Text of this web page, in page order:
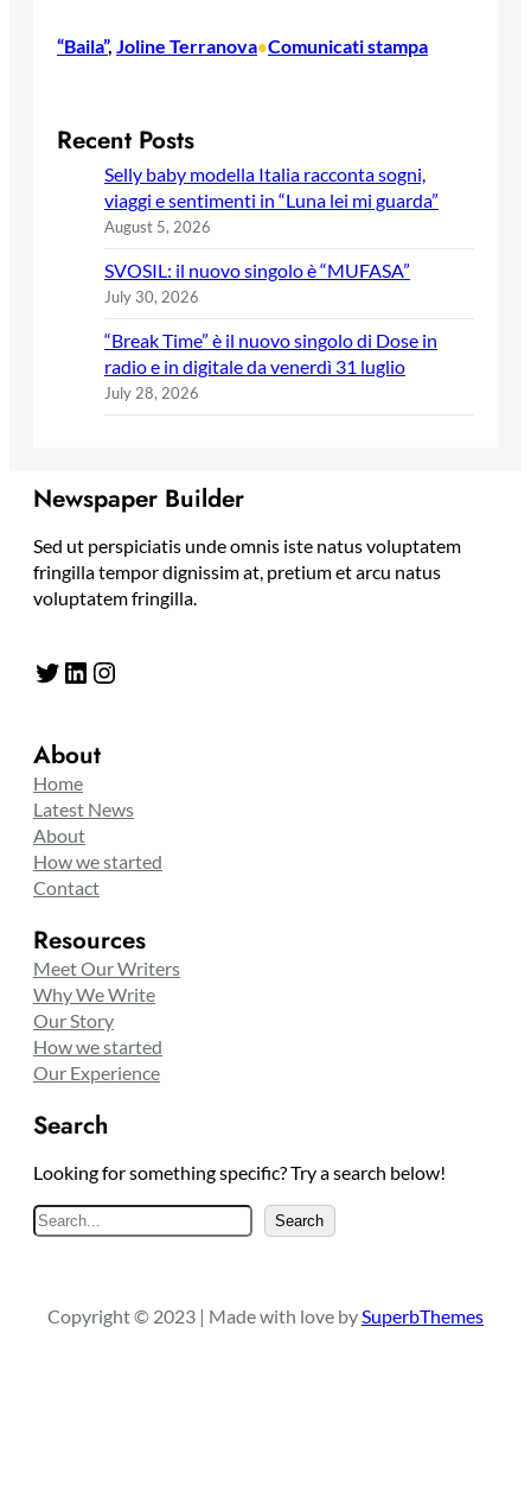
“Baila”, Joline Terranova•Comunicati stampa
Recent Posts
Selly baby modella Italia racconta sogni,
viaggi e sentimenti in “Luna lei mi guarda”
August 5, 2026
SVOSIL: il nuovo singolo è “MUFASA”
July 30, 2026
“Break Time” è il nuovo singolo di Dose in
radio e in digitale da venerdì 31 luglio
July 28, 2026
Newspaper Builder
Sed ut perspiciatis unde omnis iste natus voluptatem
fringilla tempor dignissim at, pretium et arcu natus
voluptatem fringilla.
Twitter LinkedIn Instagram
About
Home
Latest News
About
How we started
Contact
Resources
Meet Our Writers
Why We Write
Our Story
How we started
Our Experience
Search
Looking for something specific? Try a search below!
S
e
c
Search
Copyright © 2023 | Made with love bySuperbThemes